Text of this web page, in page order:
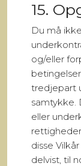
15.
Du må
og/eller
tredjepart
samtykke.
eller
disse
delvist, til